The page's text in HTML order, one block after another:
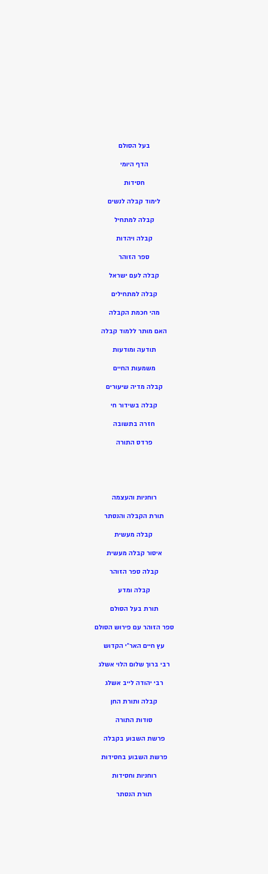
בעל הסולם
הדף היומי
חסידות
לימוד קבלה לנשים
קבלה למתחיל
קבלה ויהדות
ספר הזוהר
קבלה לעם ישראל
קבלה למתחילים
מהי חכמת הקבלה
האם מותר ללמוד קבלה
תודעה ומודעות
משמעות החיים
קבלה מדיה שיעורים
קבלה בשידור חי
חזרה בתשובה
פרדס התורה
רוחניות והעצמה
תורת הקבלה והנסתר
קבלה מעשית
איסור קבלה מעשית
קבלה ספר הזוהר
קבלה ומדע
תורת בעל הסולם
ספר הזוהר עם פירוש הסולם
עץ חיים האר”י הקדוש
רבי ברוך שלום הלוי אשלג
רבי יהודה לייב אשלג
קבלה ותורת החן
סודות התורה
פרשת השבוע בקבלה
פרשת השבוע בחסידות
רוחניות וחסידות
תורת הנסתר